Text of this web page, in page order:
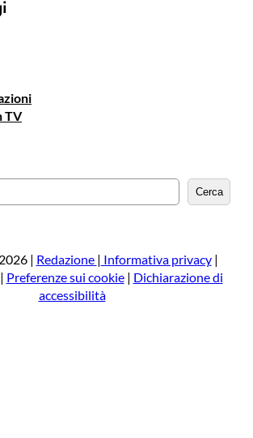
TV
e
a
Cerca
| Redazione | Informativa privacy|
Preferenze sui cookie| Dichiarazione di
accessibilità